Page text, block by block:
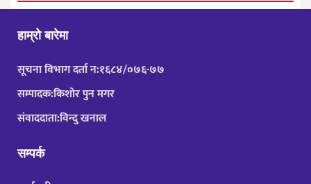
हाम्रो बारेमा
सूचना विभाग दर्ता न:१६८४/०७६-७७
सम्पादक:किशोर पुन मगर
संवाददाता:विन्दु खनाल
सम्पर्क